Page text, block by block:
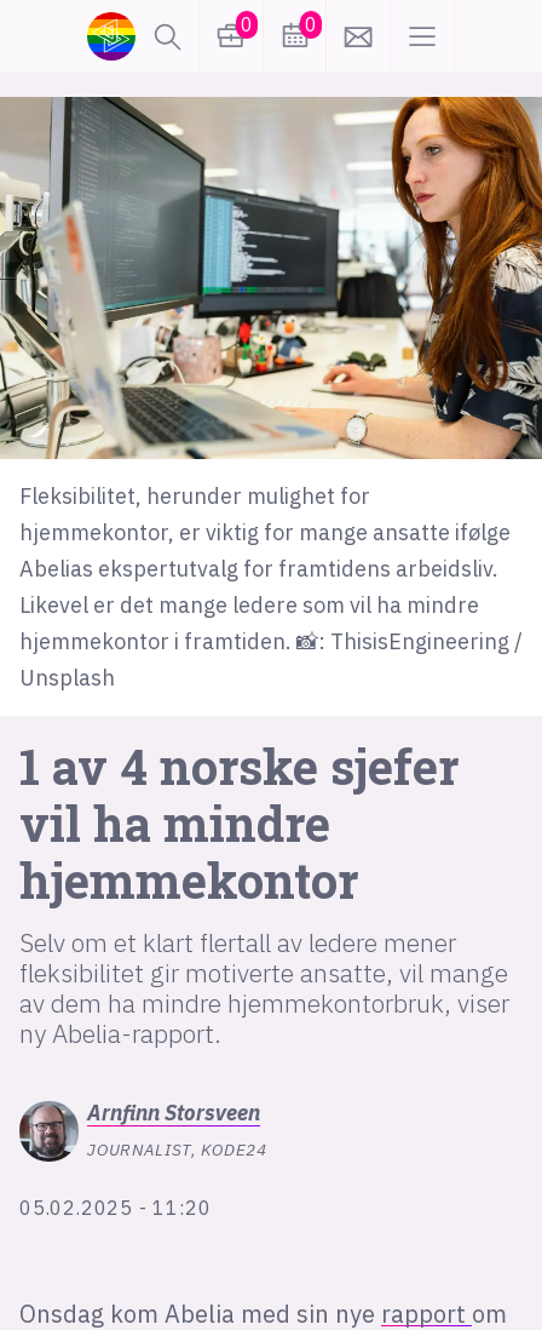
0 0
Fleksibilitet, herunder mulighet for
hjemmekontor, er viktig for mange ansatte ifølge
Abelias ekspertutvalg for framtidens arbeidsliv.
Likevel er det mange ledere som vil ha mindre
hjemmekontor i framtiden. 📸: ThisisEngineering /
Unsplash
1 av 4 norske sjefer
vil ha mindre
hjemmekontor
Selv om et klart flertall av ledere mener
fleksibilitet gir motiverte ansatte, vil mange
av dem ha mindre hjemmekontorbruk, viser
ny Abelia-rapport.
ArnfinnStorsveen
JOURNALIST, KODE24
05.02.2025 - 11:20
Onsdag kom Abelia med sin nye rapport om
lønn
KI
karriere
meninger
utdanning sikkerhet
kontor
frontend
backend
apputvikling
devops
IoT
design
tilgjengelighet
ukas koder
inn/ut
hobby
lys modus
mørk modus
kode24-klubben
LinkedIn
Bluesky
Facebook
annonsepriser
annonseguide
suksesshistorier